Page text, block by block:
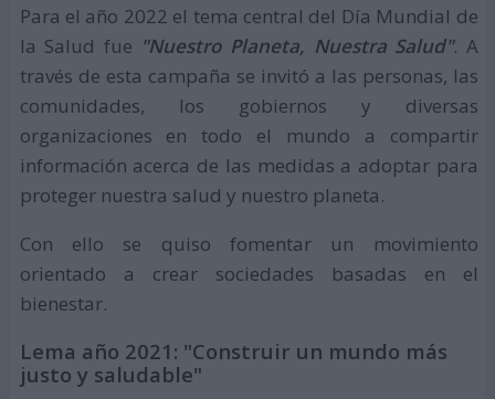
Para el año 2022 el tema central del Día Mundial de
la Salud fue "Nuestro Planeta, Nuestra Salud". A
través de esta campaña se invitó a las personas, las
comunidades, los gobiernos y diversas
organizaciones en todo el mundo a compartir
información acerca de las medidas a adoptar para
proteger nuestra salud y nuestro planeta.
Con ello se quiso fomentar un movimiento
orientado a crear sociedades basadas en el
bienestar.
Lema año 2021: "Construir un mundo más
justo y saludable"